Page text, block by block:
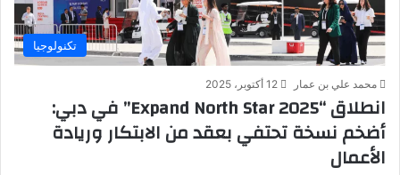
تكنولوجيا
محمد علي بن عمار 12 أكتوبر، 2025
انطلاق “Expand North Star 2025” في دبي:
أضخم نسخة تحتفي بعقد من الابتكار وريادة
الأعمال